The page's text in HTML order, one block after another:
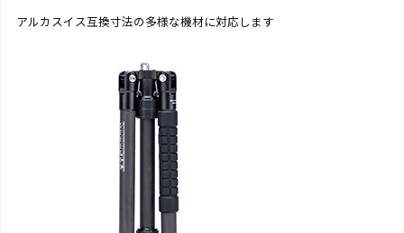
アルカスイス互換寸法の多様な機材に対応します